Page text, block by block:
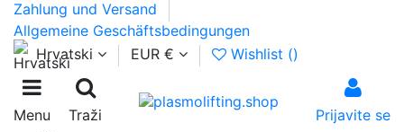
Zahlung und Versand
Allgemeine Geschäftsbedingungen
Hrvatski
EUR € Wishlist ()
Menu Traži Prijavite se